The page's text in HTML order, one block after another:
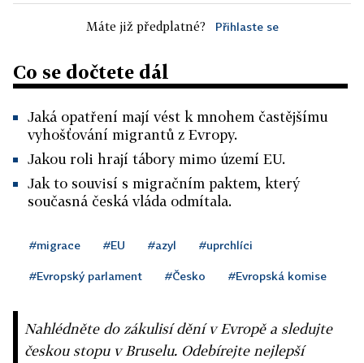
Máte již předplatné? Přihlaste se
Co se dočtete dál
Jaká opatření mají vést k mnohem častějšímu
vyhošťování migrantů z Evropy.
Jakou roli hrají tábory mimo území EU.
Jak to souvisí s migračním paktem, který
současná česká vláda odmítala.
#migrace #EU #azyl #uprchlíci
#Evropský parlament #Česko #Evropská komise
Nahlédněte do zákulisí dění v Evropě a sledujte
českou stopu v Bruselu. Odebírejte nejlepší